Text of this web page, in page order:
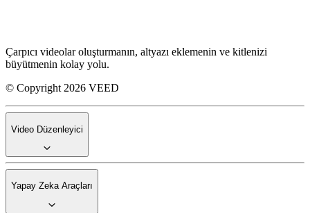
Çarpıcı videolar oluşturmanın, altyazı eklemenin ve kitlenizi
büyütmenin kolay yolu.
© Copyright 2026 VEED
Video Düzenleyici
Yapay Zeka Araçları